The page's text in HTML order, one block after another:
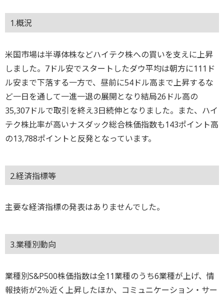
1.概況
米国市場は半導体株などハイテク株への買いを支えに上昇
しました。7ドル安でスタートしたダウ平均は朝方に111ド
ル安まで下落する一方で、昼前に54ドル高まで上昇するな
ど一日を通して一進一退の展開となり結局26ドル高の
35,307ドルで取引を終え3日続伸となりました。また、ハイ
テク株比率が高いナスダック総合株価指数も143ポイント高
の13,788ポイントと反発となっています。
2.経済指標等
主要な経済指標の発表はありませんでした。
3.業種別動向
業種別S&P500株価指数は全11業種のうち6業種が上げ、情
報技術が2％近く上昇したほか、コミュニケーション・サー